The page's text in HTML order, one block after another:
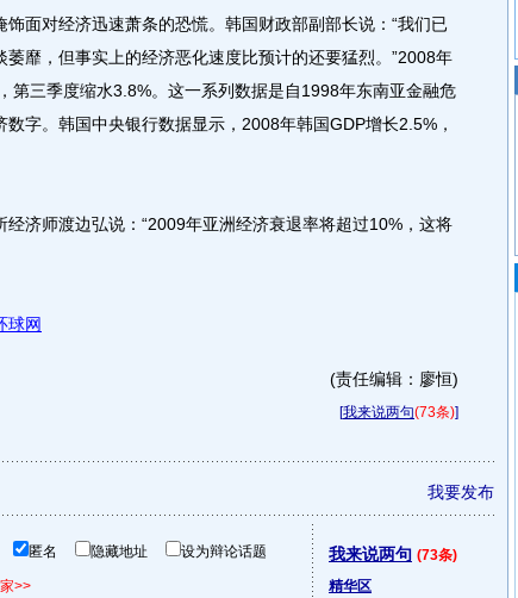
面对经济迅速萧条的恐慌。韩国财政部副部长说：“我们已
萎靡，但事实上的经济恶化速度比预计的还要猛烈。”2008年
第三季度缩水3.8%。这一系列数据是自1998年东南亚金融危
字。韩国中央银行数据显示，2008年韩国GDP增长2.5%，
济师渡边弘说：“2009年亚洲经济衰退率将超过10%，这将
球网
(责任编辑：廖恒)
[我来说两句(73条)]
我要发布
匿名 隐藏地址 设为辩论话题
>>
我来说两句 (73条)
精华区